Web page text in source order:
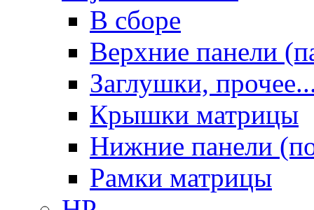
В сборе
Верхние панели
Заглушки,
Крышки матрицы
Нижние панели
Рамки матрицы